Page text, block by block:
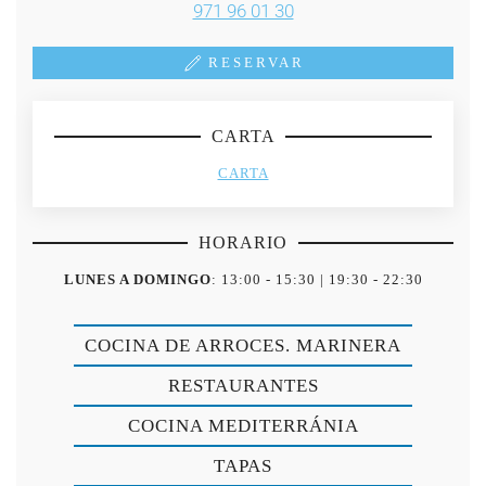
971 96 01 30
RESERVAR
CARTA
CARTA
HORARIO
LUNES A DOMINGO: 13:00 - 15:30 | 19:30 - 22:30
COCINA DE ARROCES. MARINERA
RESTAURANTES
COCINA MEDITERRÁNIA
TAPAS